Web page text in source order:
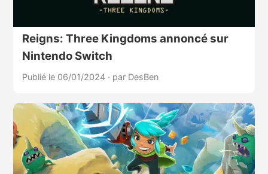
Reigns: Three Kingdoms annoncé sur
Nintendo Switch
Publié le 06/01/2024 · par DesBen